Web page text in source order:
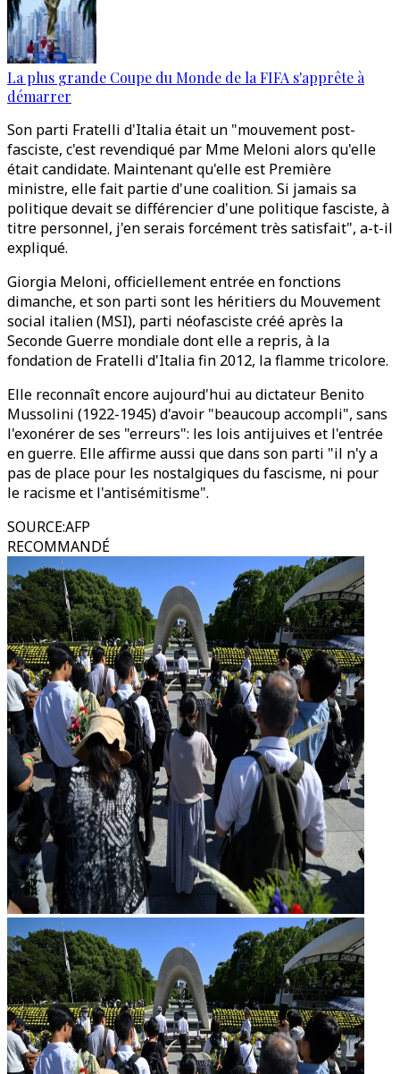
La plus grande Coupe du Monde de la FIFA s'apprête à
démarrer
Son parti Fratelli d'Italia était un "mouvement post-
fasciste, c'est revendiqué par Mme Meloni alors qu'elle
était candidate. Maintenant qu'elle est Première
ministre, elle fait partie d'une coalition. Si jamais sa
politique devait se différencier d'une politique fasciste, à
titre personnel, j'en serais forcément très satisfait", a-t-il
expliqué.
Giorgia Meloni, officiellement entrée en fonctions
dimanche, et son parti sont les héritiers du Mouvement
social italien (MSI), parti néofasciste créé après la
Seconde Guerre mondiale dont elle a repris, à la
fondation de Fratelli d'Italia fin 2012, la flamme tricolore.
Elle reconnaît encore aujourd'hui au dictateur Benito
Mussolini (1922-1945) d'avoir "beaucoup accompli", sans
l'exonérer de ses "erreurs": les lois antijuives et l'entrée
en guerre. Elle affirme aussi que dans son parti "il n'y a
pas de place pour les nostalgiques du fascisme, ni pour
le racisme et l'antisémitisme".
SOURCE:AFP
RECOMMANDÉ